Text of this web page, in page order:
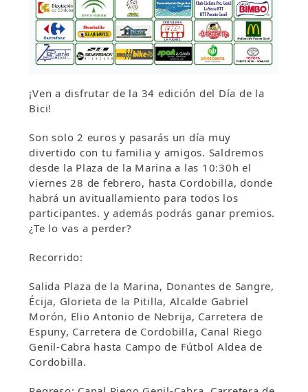
¡Ven a disfrutar de la 34 edición del Día de la
Bici!
Son solo 2 euros y pasarás un día muy
divertido con tu familia y amigos. Saldremos
desde la Plaza de la Marina a las 10:30h el
viernes 28 de febrero, hasta Cordobilla, donde
habrá un avituallamiento para todos los
participantes. y además podrás ganar premios.
¿Te lo vas a perder?
Recorrido:
Salida Plaza de la Marina, Donantes de Sangre,
Écija, Glorieta de la Pitilla, Alcalde Gabriel
Morón, Elio Antonio de Nebrija, Carretera de
Espuny, Carretera de Cordobilla, Canal Riego
Genil-Cabra hasta Campo de Fútbol Aldea de
Cordobilla.